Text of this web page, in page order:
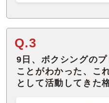
Q.3
9日、ボクシングの
ことがわかった、こ
として活動してきた